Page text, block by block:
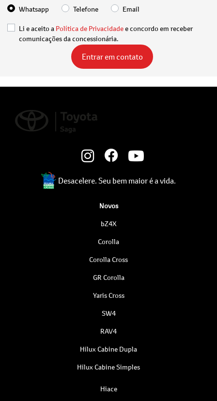
Whatsapp Telefone Email
Li e aceito a Política de Privacidadee concordo em receber
comunicações da concessionária.
Entrar em contato
Desacelere. Seu bem maior é a vida.
Novos
bZ4X
Corolla
Corolla Cross
GR Corolla
Yaris Cross
SW4
RAV4
Hilux Cabine Dupla
Hilux Cabine Simples
Hiace